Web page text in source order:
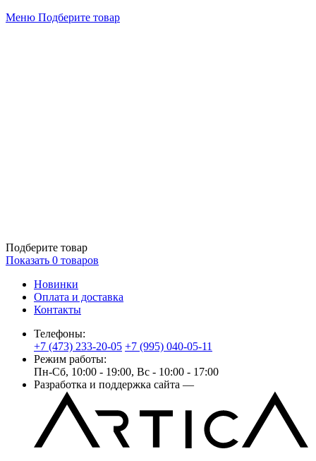
Меню Подберите товар
Подберите товар
Показать 0 товаров
Новинки
Оплата и доставка
Контакты
Телефоны:
+7 (473) 233-20-05 +7 (995) 040-05-11
Режим работы:
Пн-Сб, 10:00 - 19:00, Вс - 10:00 - 17:00
Разработка и поддержка сайта —